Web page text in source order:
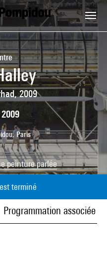
2009
Paris
peinture parlée
terminé
Programmation associée